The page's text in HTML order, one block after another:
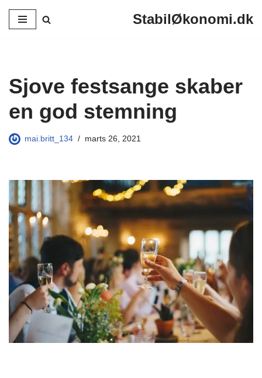
Spring
StabilØkonomi.dk
Sjove festsange skaber
en god stemning
mai.britt_134 marts 26, 2021